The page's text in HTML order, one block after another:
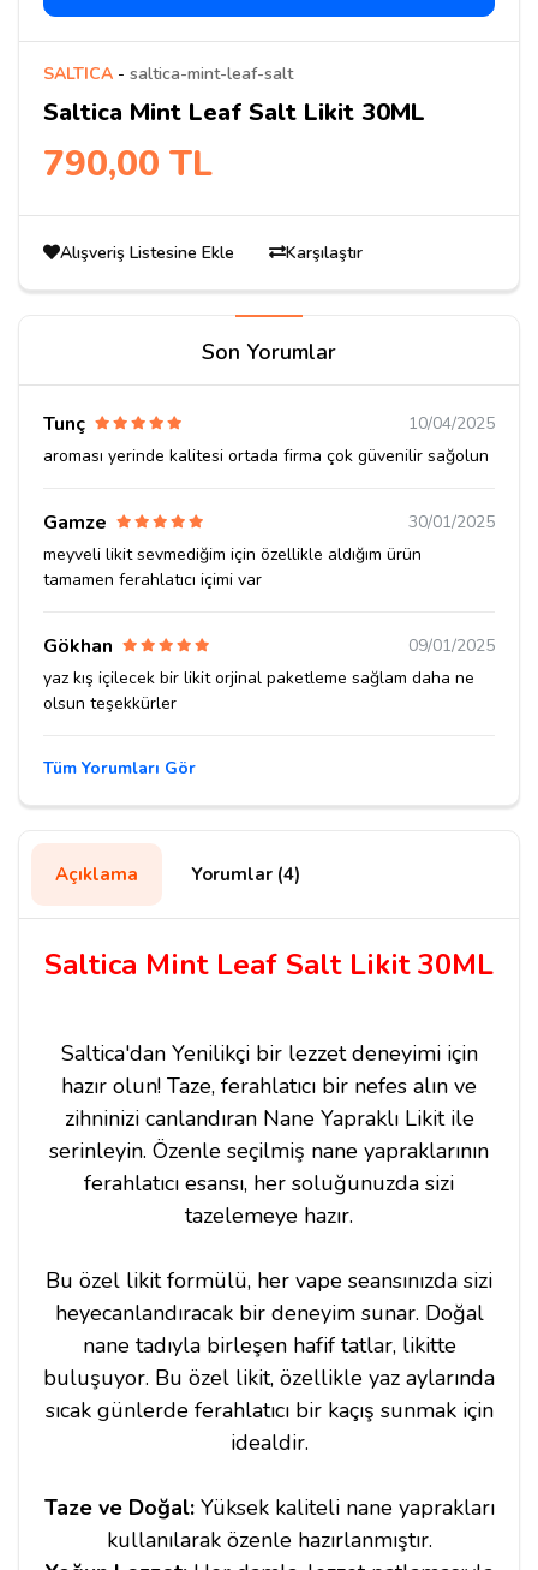
SALTICA - saltica-mint-leaf-salt
Saltica Mint Leaf Salt Likit 30ML
790,00 TL
Alışveriş Listesine Ekle Karşılaştır
Son Yorumlar
Tunç
10/04/2025
aroması yerinde kalitesi ortada firma çok güvenilir sağolun
Gamze
30/01/2025
meyveli likit sevmediğim için özellikle aldığım ürün
tamamen ferahlatıcı içimi var
Gökhan
09/01/2025
yaz kış içilecek bir likit orjinal paketleme sağlam daha ne
olsun teşekkürler
Tüm Yorumları Gör
Açıklama Yorumlar (4)
Saltica Mint Leaf Salt Likit 30ML
Saltica'dan Yenilikçi bir lezzet deneyimi için
hazır olun! Taze, ferahlatıcı bir nefes alın ve
zihninizi canlandıran Nane Yapraklı Likit ile
serinleyin. Özenle seçilmiş nane yapraklarının
ferahlatıcı esansı, her soluğunuzda sizi
tazelemeye hazır.
Bu özel likit formülü, her vape seansınızda sizi
heyecanlandıracak bir deneyim sunar. Doğal
nane tadıyla birleşen hafif tatlar, likitte
buluşuyor. Bu özel likit, özellikle yaz aylarında
sıcak günlerde ferahlatıcı bir kaçış sunmak için
idealdir.
Taze ve Doğal:Yüksek kaliteli nane yaprakları
kullanılarak özenle hazırlanmıştır.